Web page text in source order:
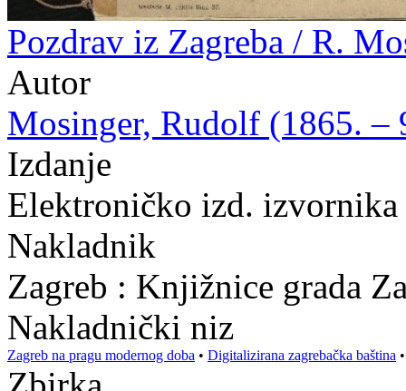
Pozdrav iz Zagreba / R.
Autor
Mosinger, Rudolf (1865. –
Izdanje
Elektroničko izd.
Nakladnik
Zagreb : Knjižnice grada
Nakladnički niz
Zagreb na pragu modernog doba • Digitalizirana zagrebačka baština